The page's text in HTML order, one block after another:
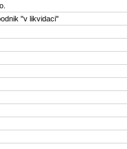
"v likvidaci"